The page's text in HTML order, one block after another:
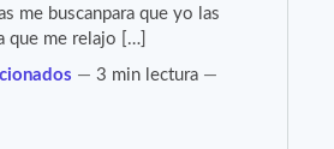
me buscanpara que yo las
que me relajo […]
3 min lectura